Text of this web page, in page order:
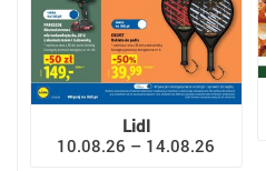
Lidl
10.08.26 – 14.08.26